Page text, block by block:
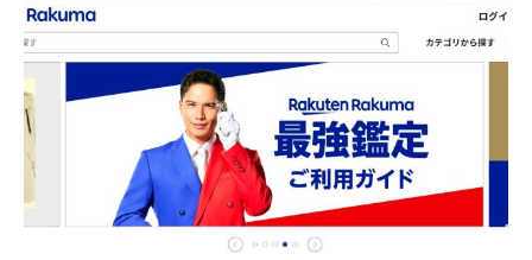
LIFE ENDING JOURNAL
AI JOURNAL
REAL ESTATE BROKERAGE JOURNAL
SMART MARKETING JOURNAL
BPaaS JOURNAL
ADOPTABLE DOG JOURNAL